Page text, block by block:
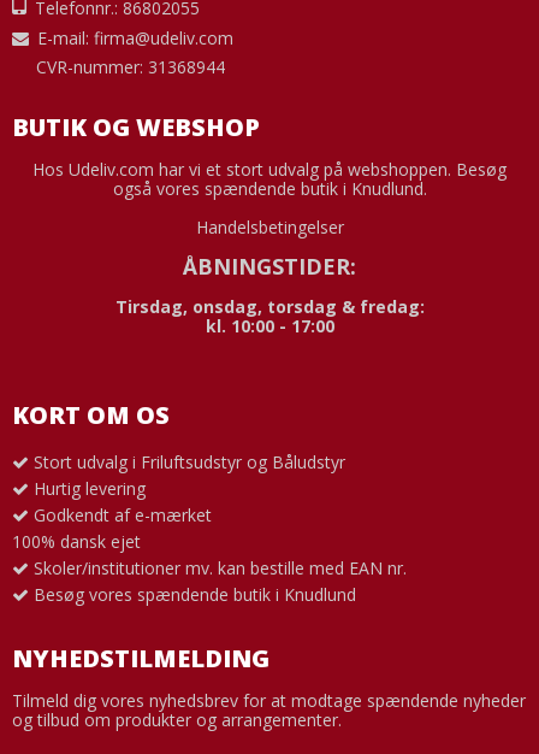
Telefonnr.: 86802055
E-mail: firma@udeliv.com
CVR-nummer: 31368944
BUTIK OG WEBSHOP
Hos Udeliv.com har vi et stort udvalg på webshoppen. Besøg
også vores spændende butik i Knudlund.
Handelsbetingelser
ÅBNINGSTIDER:
Tirsdag, onsdag, torsdag & fredag:
kl. 10:00 - 17:00
KORT OM OS
Stort udvalg i Friluftsudstyr og Båludstyr
Hurtig levering
Godkendt af e-mærket
100% dansk ejet
Skoler/institutioner mv. kan bestille med EAN nr.
Besøg vores spændende butik i Knudlund
NYHEDSTILMELDING
Tilmeld dig vores nyhedsbrev for at modtage spændende nyheder
og tilbud om produkter og arrangementer.